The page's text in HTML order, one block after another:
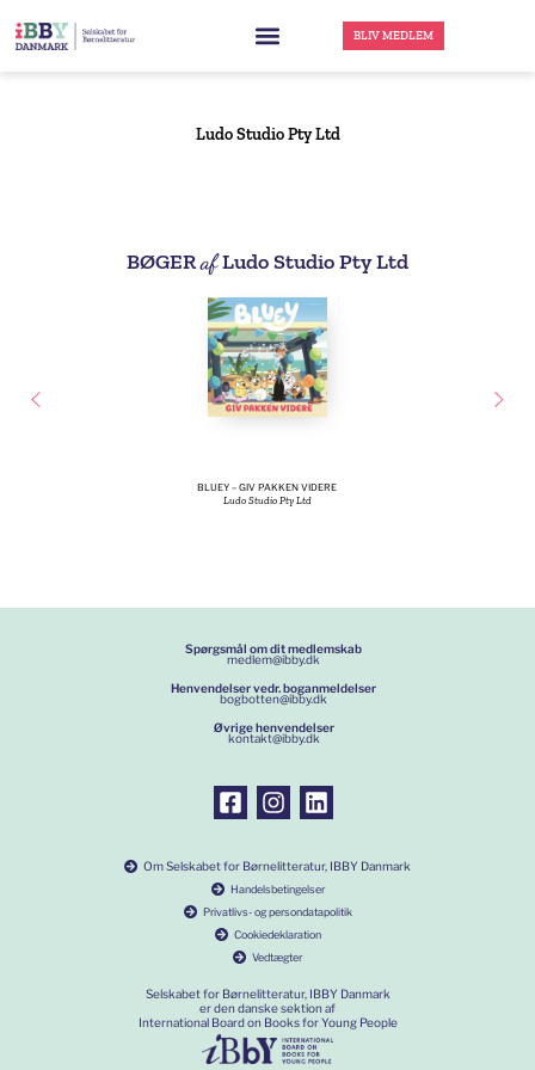
BLIV MEDLEM
Ludo Studio Pty Ltd
BØGERafLudo Studio Pty Ltd
BLUEY – GIV PAKKEN VIDERE
Ludo Studio Pty Ltd
Om Selskabet for Børnelitteratur, IBBY Danmark
Handelsbetingelser
Privatlivs- og persondatapolitik
Cookiedeklaration
Vedtægter
Selskabet for Børnelitteratur, IBBY Danmark
er den danske sektion af
International Board on Books for Young People
Spørgsmål om dit medlemskab
medlem@ibby.dk
Henvendelser vedr. boganmeldelser
bogbotten@ibby.dk
Øvrige henvendelser
kontakt@ibby.dk